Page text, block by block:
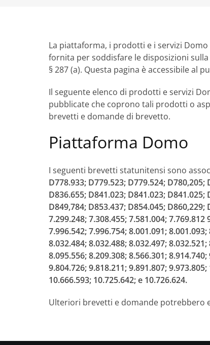
La piattaforma, i prodotti e i servizi
fornita per soddisfare le disposizioni
§ 287 (a). Questa pagina è accessibile
Il seguente elenco di prodotti e servizi
pubblicate che coprono tali prodotti o
brevetti e domande di brevetto.
Piattaforma Domo
I seguenti brevetti statunitensi sono
D778.933; D779.523; D779.524;
D836.655; D841.023; D841.023;
D849,784; D853.437; D854.045;
7.299.248; 7.308.455; 7.581.004;
7.996.542; 7.996.754; 8.001.091;
8.032.484; 8.032.488; 8.032.497;
8.095.556; 8.209.308; 8.566.301;
9.804.726; 9.818.211; 9.891.807;
10.666.593; 10.725.642; e 10.726.624.
Ulteriori brevetti e domande potrebbero